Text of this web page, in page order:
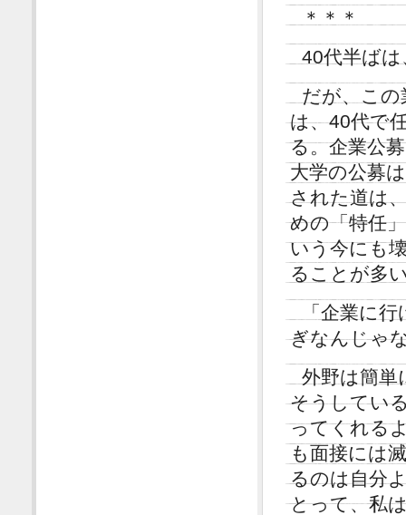
＊＊＊
40代半ば
だが、こ
は、40代で
る。企業公
大学の公募
された道は
めの「特任
いう今にも
ることが多
「企業に
ぎなんじゃ
外野は簡単
そうしてい
ってくれる
も面接には
るのは自分
とって、私